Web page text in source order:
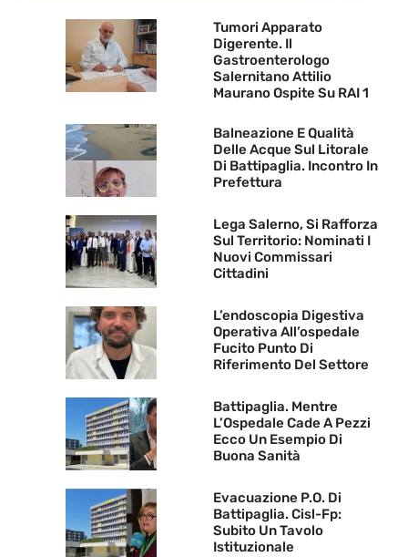
Tumori Apparato
Digerente. Il
Gastroenterologo
Salernitano Attilio
Maurano Ospite Su RAI 1
Balneazione E Qualità
Delle Acque Sul Litorale
Di Battipaglia. Incontro In
Prefettura
Lega Salerno, Si Rafforza
Sul Territorio: Nominati I
Nuovi Commissari
Cittadini
L’endoscopia Digestiva
Operativa All’ospedale
Fucito Punto Di
Riferimento Del Settore
Battipaglia. Mentre
L’Ospedale Cade A Pezzi
Ecco Un Esempio Di
Buona Sanità
Evacuazione P.O. Di
Battipaglia. Cisl-Fp:
Subito Un Tavolo
Istituzionale